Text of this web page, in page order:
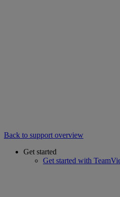
Back to support overview
Get started
Get started with